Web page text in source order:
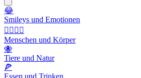
😂
Smileys und Emotionen
👩‍❤️‍💋‍👨
Menschen und Körper
🐝
Tiere und Natur
🍕
Essen und Trinken